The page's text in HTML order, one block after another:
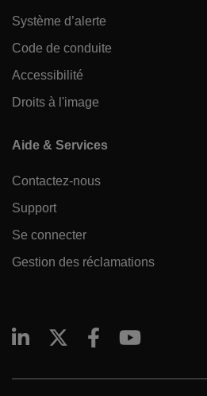
Système d’alerte
Code de conduite
Accessibilité
Droits à l'image
Aide & Services
Contactez-nous
Support
Se connecter
Gestion des réclamations